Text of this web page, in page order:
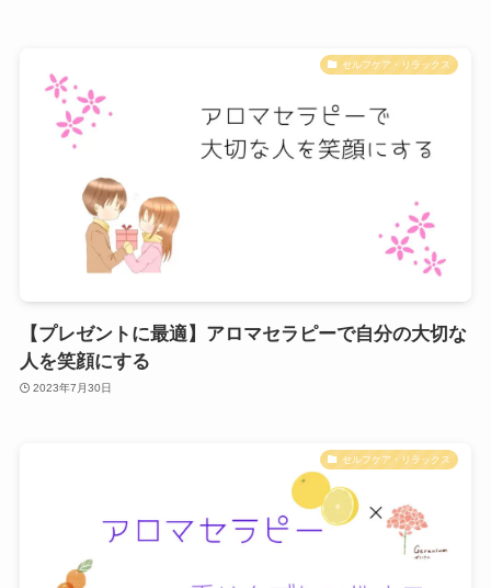
セルフケア・リラックス
【プレゼントに最適】アロマセラピーで自分の大切な
人を笑顔にする
2023年7月30日
セルフケア・リラックス